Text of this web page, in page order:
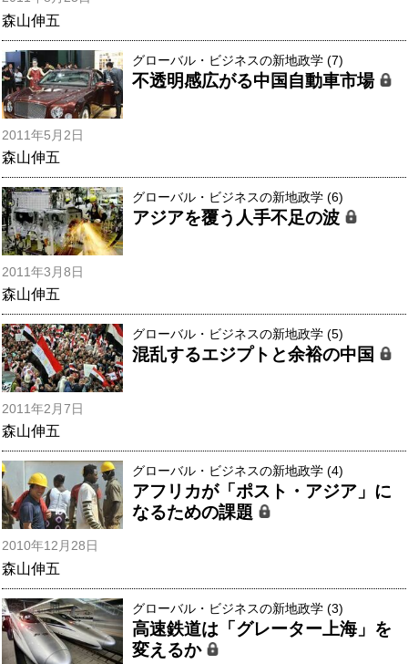
森山伸五
グローバル・ビジネスの新地政学 (7)
不透明感広がる中国自動車市場
2011年5月2日
森山伸五
グローバル・ビジネスの新地政学 (6)
アジアを覆う人手不足の波
2011年3月8日
森山伸五
グローバル・ビジネスの新地政学 (5)
混乱するエジプトと余裕の中国
2011年2月7日
森山伸五
グローバル・ビジネスの新地政学 (4)
アフリカが「ポスト・アジア」に
なるための課題
2010年12月28日
森山伸五
グローバル・ビジネスの新地政学 (3)
高速鉄道は「グレーター上海」を
変えるか